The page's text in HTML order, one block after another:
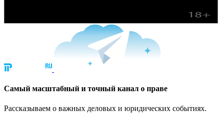
Cамый масштабный и точный канал о праве
Рассказываем о важных деловых и юридических событиях.